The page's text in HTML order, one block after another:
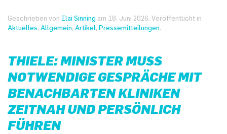
Geschrieben von Ilai Sinning am 18. Juni 2026. Veröffentlicht in
Aktuelles, Allgemein, Artikel, Pressemitteilungen.
THIELE: MINISTER MUSS
NOTWENDIGE GESPRÄCHE MIT
BENACHBARTEN KLINIKEN
ZEITNAH UND PERSÖNLICH
FÜHREN